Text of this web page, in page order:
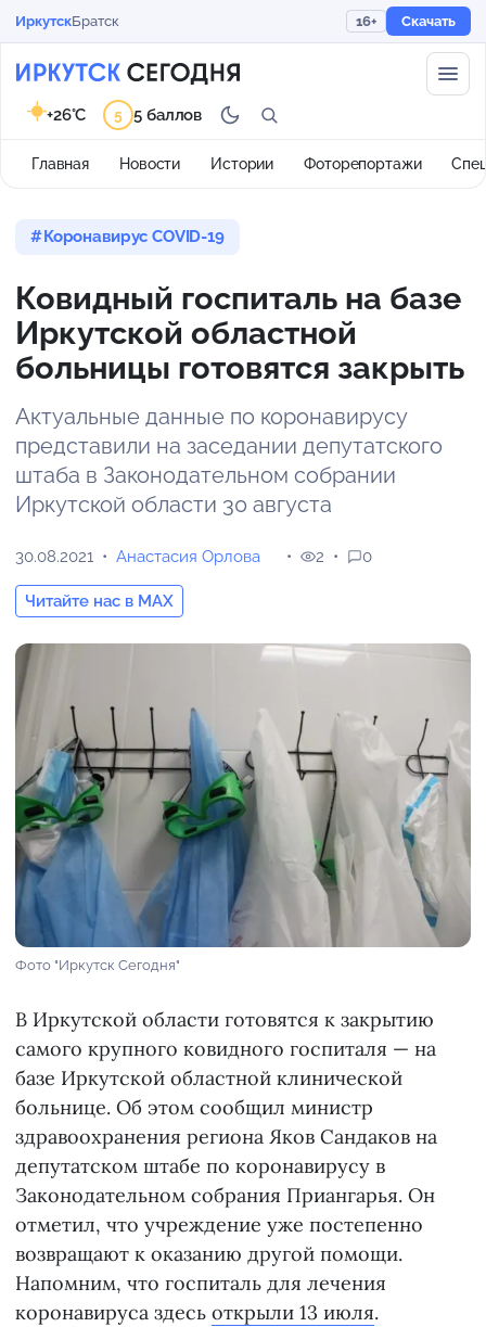
ИркутскБратск 16+ Скачать
Главная Новости Истории Фоторепортажи
+26°C 5 5 баллов
Коронавирус COVID-19
Ковидный госпиталь на базе
Иркутской областной
больницы готовятся закрыть
Актуальные данные по коронавирусу
представили на заседании депутатского
штаба в Законодательном собрании
Иркутской области 30 августа
30.08.2021 Анастасия Орлова
Читайте нас в MAX
2 0
Фото "Иркутск Сегодня"
В Иркутской области готовятся к закрытию
самого крупного ковидного госпиталя — на
базе Иркутской областной клинической
больнице. Об этом сообщил министр
здравоохранения региона Яков Сандаков на
депутатском штабе по коронавирусу в
Законодательном собрания Приангарья. Он
отметил, что учреждение уже постепенно
возвращают к оказанию другой помощи.
Напомним, что госпиталь для лечения
коронавируса здесь открыли 13 июля.